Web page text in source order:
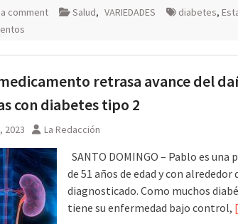
comment Salud, VARIEDADES diabetes,
retrasa avance del
con diabetes tipo 2
2023 La Redacción
SANTO DOMINGO – Pablo es
de 51 años de edad y con alrededor
diagnosticado. Como muchos
tiene su enfermedad bajo control,